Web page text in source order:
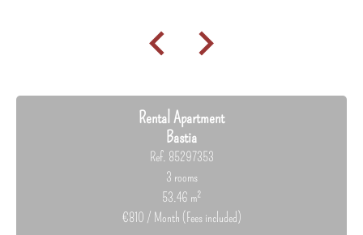
Rental Apartment
Bastia
Ref. 85297353
3 rooms
53.46 m²
€810 / Month (Fees included)